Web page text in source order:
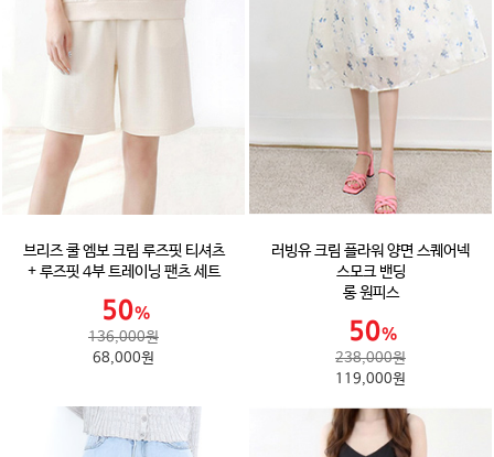
브리즈 쿨 엠보 크림 루즈핏 티셔츠
+ 루즈핏 4부 트레이닝 팬츠 세트
136,000원
68,000원
러빙유 크림 플라워 양면 스퀘어넥
스모크 밴딩
롱 원피스
238,000원
119,000원